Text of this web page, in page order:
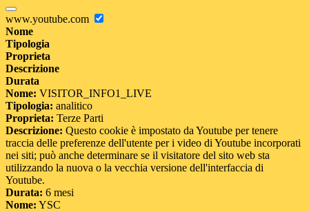
www.youtube.com
Nome
Tipologia
Proprieta
Descrizione
Durata
Nome: VISITOR_INFO1_LIVE
Tipologia: analitico
Proprieta: Terze Parti
Descrizione: Questo cookie è impostato da Youtube per tenere
traccia delle preferenze dell'utente per i video di Youtube incorporati
nei siti; può anche determinare se il visitatore del sito web sta
utilizzando la nuova o la vecchia versione dell'interfaccia di
Youtube.
Durata: 6 mesi
Nome: YSC